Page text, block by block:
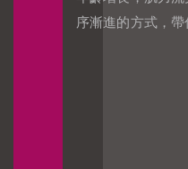
加重：當你能完
錄：用筆記或
會有動力6｜在
序漸進的方式，
如何開始不受傷